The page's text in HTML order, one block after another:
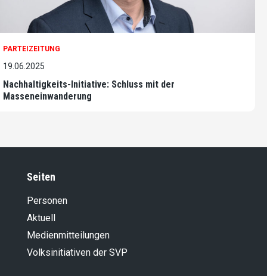
PARTEIZEITUNG
19.06.2025
Nachhaltigkeits-Initiative: Schluss mit der
Masseneinwanderung
Seiten
Personen
Aktuell
Medienmitteilungen
Volksinitiativen der SVP